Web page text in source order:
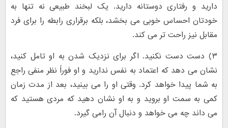
دارید و رفتاری دوستانه دارید. یک لبخند طبیعی نه تنها به
خودتان احساس خوبی می بخشد، بلکه برقراری رابطه را برای فرد
مقابل نیز راحت تر می کند.
۳) دست دست نکنید. اگر برای نزدیک شدن به او تامل کنید،
نشان می دهد که اعتماد به نفس ندارید و او فوراً نظر منفی راجع
به شما پیدا خواهد کرد. وقتی او را می بینید، بعد از مدت زمان
کمی به سمت او بروید و به او نشان دهید که مردی هستید که
می داند چه می خواهد و دنبال آن رامی گیرد.